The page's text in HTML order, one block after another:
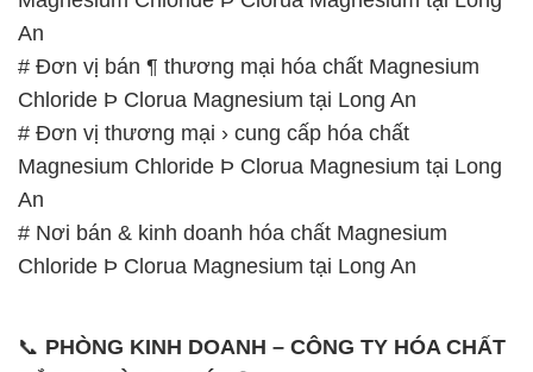
📞PHÒNG KINH DOANH – CÔNG TY HÓA CHẤT
ĐẮC TRƯỜNG PHÁT
🌐 Website: https://hoachatdetnhuom.com/
📞 Hotline:
– 0933.920.505 – 028.3504.5555
– 028.3756.1835 – 028.3756.1840 –
– 0932.660.696 – 0901.326.566 – 0906.387.866 –